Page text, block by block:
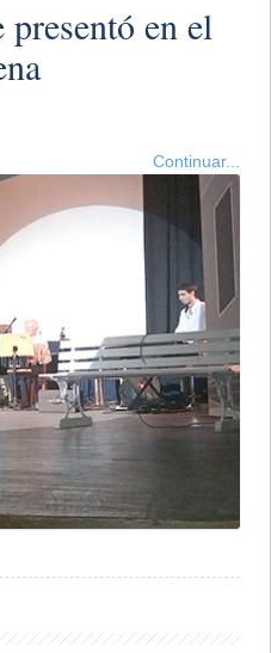
en el
Continuar...